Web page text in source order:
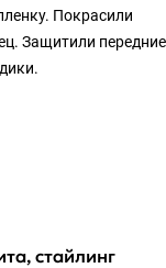
Покрасили
Защитили передние
стайлинг